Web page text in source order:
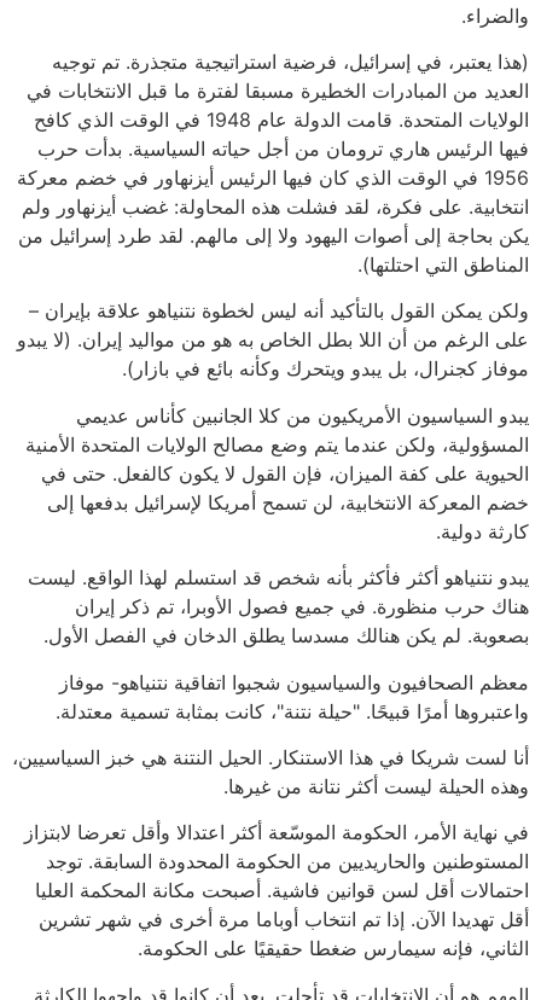
والضراء.
(هذا يعتبر، في إسرائيل، فرضية استراتيجية متجذرة. تم توجيه
العديد من المبادرات الخطيرة مسبقا لفترة ما قبل الانتخابات في
الولايات المتحدة. قامت الدولة عام 1948 في الوقت الذي كافح
فيها الرئيس هاري ترومان من أجل حياته السياسية. بدأت حرب
1956 في الوقت الذي كان فيها الرئيس أيزنهاور في خضم معركة
انتخابية. على فكرة، لقد فشلت هذه المحاولة: غضب أيزنهاور ولم
يكن بحاجة إلى أصوات اليهود ولا إلى مالهم. لقد طرد إسرائيل من
المناطق التي احتلتها).
ولكن يمكن القول بالتأكيد أنه ليس لخطوة نتنياهو علاقة بإيران –
على الرغم من أن اللا بطل الخاص به هو من مواليد إيران. (لا يبدو
موفاز كجنرال، بل يبدو ويتحرك وكأنه بائع في بازار).
يبدو السياسيون الأمريكيون من كلا الجانبين كأناس عديمي
المسؤولية، ولكن عندما يتم وضع مصالح الولايات المتحدة الأمنية
الحيوية على كفة الميزان، فإن القول لا يكون كالفعل. حتى في
خضم المعركة الانتخابية، لن تسمح أمريكا لإسرائيل بدفعها إلى
كارثة دولية.
يبدو نتنياهو أكثر فأكثر بأنه شخص قد استسلم لهذا الواقع. ليست
هناك حرب منظورة. في جميع فصول الأوبرا، تم ذكر إيران
بصعوبة. لم يكن هنالك مسدسا يطلق الدخان في الفصل الأول.
معظم الصحافيون والسياسيون شجبوا اتفاقية نتنياهو- موفاز
واعتبروها أمرًا قبيحًا. "حيلة نتنة"، كانت بمثابة تسمية معتدلة.
أنا لست شريكا في هذا الاستنكار. الحيل النتنة هي خبز السياسيين،
وهذه الحيلة ليست أكثر نتانة من غيرها.
في نهاية الأمر، الحكومة الموسّعة أكثر اعتدالا وأقل تعرضا لابتزاز
المستوطنين والحاريديين من الحكومة المحدودة السابقة. توجد
احتمالات أقل لسن قوانين فاشية. أصبحت مكانة المحكمة العليا
أقل تهديدا الآن. إذا تم انتخاب أوباما مرة أخرى في شهر تشرين
الثاني، فإنه سيمارس ضغطا حقيقيًا على الحكومة.
المهم هو أن الانتخابات قد تأجلت. بعد أن كانوا قد واجهوا الكارثة